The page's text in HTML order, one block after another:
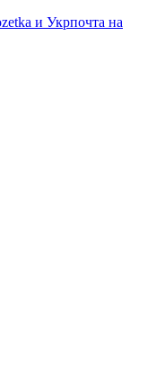
и Укрпочта на